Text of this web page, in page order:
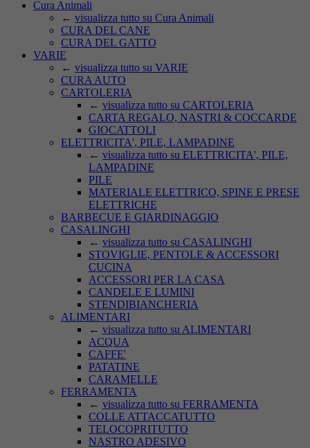
Cura Animali
← visualizza tutto su Cura Animali
CURA DEL CANE
CURA DEL GATTO
VARIE
← visualizza tutto su VARIE
CURA AUTO
CARTOLERIA
← visualizza tutto su CARTOLERIA
CARTA REGALO, NASTRI & COCCARDE
GIOCATTOLI
ELETTRICITA', PILE, LAMPADINE
← visualizza tutto su ELETTRICITA', PILE,
LAMPADINE
PILE
MATERIALE ELETTRICO, SPINE E PRESE
ELETTRICHE
BARBECUE E GIARDINAGGIO
CASALINGHI
← visualizza tutto su CASALINGHI
STOVIGLIE, PENTOLE & ACCESSORI
CUCINA
ACCESSORI PER LA CASA
CANDELE E LUMINI
STENDIBIANCHERIA
ALIMENTARI
← visualizza tutto su ALIMENTARI
ACQUA
CAFFE'
PATATINE
CARAMELLE
FERRAMENTA
← visualizza tutto su FERRAMENTA
COLLE ATTACCATUTTO
TELOCOPRITUTTO
NASTRO ADESIVO